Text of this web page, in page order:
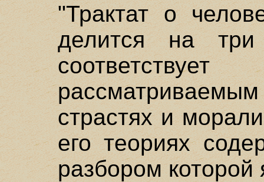
"Трактат о
делится на
страстях и
его теориях
разбором которой